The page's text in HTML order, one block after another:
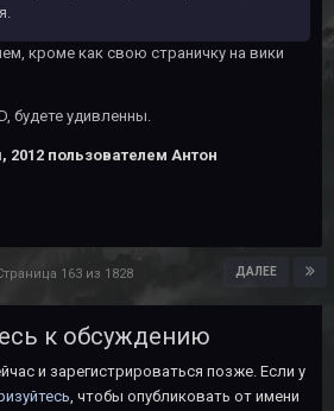
кроме как свою страничку на вики
будете удивленны.
2012 пользователем Антон
ДАЛЕЕ
163 из 1828
к обсуждению
и зарегистрироваться позже. Если у
, чтобы опубликовать от имени